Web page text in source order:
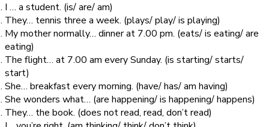
I … a student. (is/ are/ am)
They… tennis three a week. (plays/ play/ is playing)
My mother normally… dinner at 7.00 pm. (eats/ is eating/ are
eating)
The flight… at 7.00 am every Sunday. (is starting/ starts/
start)
She… breakfast every morning. (have/ has/ am having)
She wonders what… (are happening/ is happening/ happens)
They… the book. (does not read, read, don’t read)